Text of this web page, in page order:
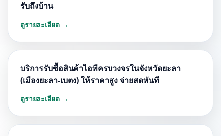
รับถึงบ้าน
ดูรายละเอียด →
บริการรับซื้อสินค้าไอทีครบวงจรในจังหวัดยะลา
(เมืองยะลา-เบตง) ให้ราคาสูง จ่ายสดทันที
ดูรายละเอียด →